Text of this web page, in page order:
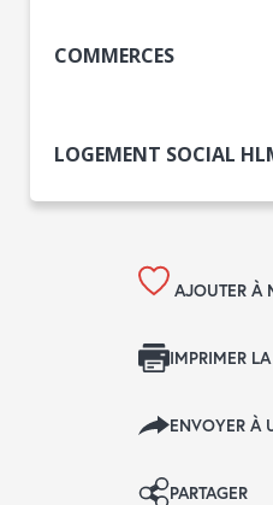
COMMERCES
LOGEMENT SOCIAL
AJOUTER À
IMPRIMER
ENVOYER À
PARTAGER